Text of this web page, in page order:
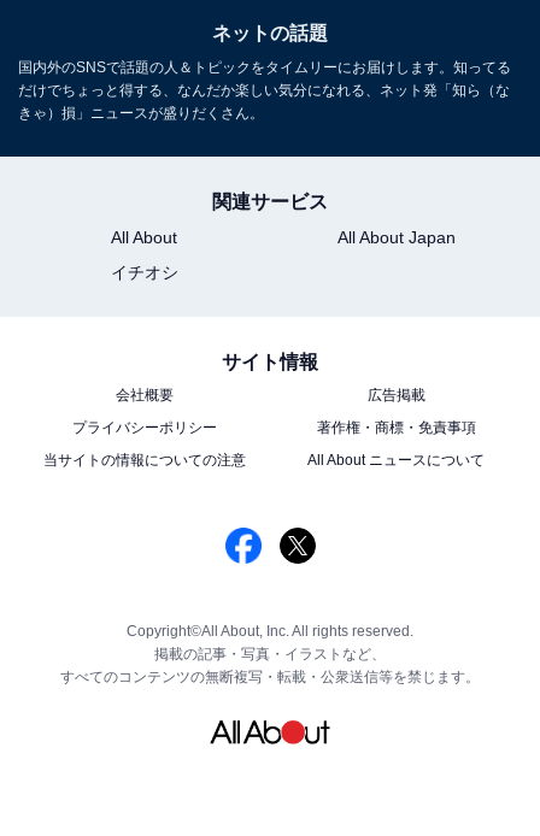
ネットの話題
国内外のSNSで話題の人＆トピックをタイムリーにお届けします。知ってる
だけでちょっと得する、なんだか楽しい気分になれる、ネット発「知ら（な
きゃ）損」ニュースが盛りだくさん。
関連サービス
All About
All About Japan
イチオシ
サイト情報
会社概要
広告掲載
プライバシーポリシー
著作権・商標・免責事項
当サイトの情報についての注意
All About ニュースについて
Copyright©All About, Inc. All rights reserved.
掲載の記事・写真・イラストなど、
すべてのコンテンツの無断複写・転載・公衆送信等を禁じます。